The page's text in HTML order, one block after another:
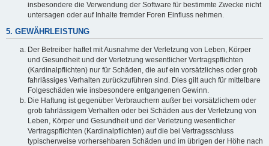
insbesondere die Verwendung der Software für bestimmte Zwecke nicht
untersagen oder auf Inhalte fremder Foren Einfluss nehmen.
5. GEWÄHRLEISTUNG
Der Betreiber haftet mit Ausnahme der Verletzung von Leben, Körper
und Gesundheit und der Verletzung wesentlicher Vertragspflichten
(Kardinalpflichten) nur für Schäden, die auf ein vorsätzliches oder grob
fahrlässiges Verhalten zurückzuführen sind. Dies gilt auch für mittelbare
Folgeschäden wie insbesondere entgangenen Gewinn.
Die Haftung ist gegenüber Verbrauchern außer bei vorsätzlichem oder
grob fahrlässigem Verhalten oder bei Schäden aus der Verletzung von
Leben, Körper und Gesundheit und der Verletzung wesentlicher
Vertragspflichten (Kardinalpflichten) auf die bei Vertragsschluss
typischerweise vorhersehbaren Schäden und im übrigen der Höhe nach